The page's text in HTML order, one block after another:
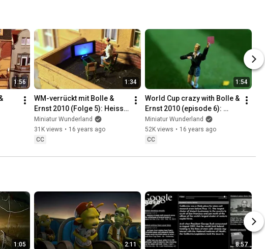
1:56 1:34
WM-verrückt mit Bolle &
Ernst 2010 (Folge 5): Heiss
und kalt
Miniatur Wunderland
31K views • 16 years ago
CC
1:54
World Cup crazy with Bolle &
Ernst 2010 (episode 6):
World Cup card game
Miniatur Wunderland
52K views • 16 years ago
CC
1:05 2:11 8:57